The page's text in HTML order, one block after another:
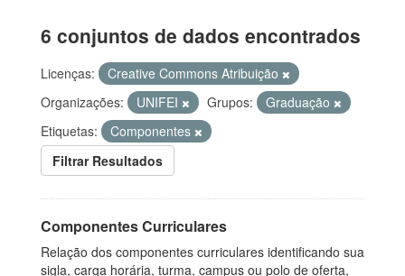
6 conjuntos de dados encontrados
Licenças:
Creative Commons Atribuição
Organizações:
UNIFEI Grupos:
Graduação
Etiquetas:
Componentes
Filtrar Resultados
Componentes Curriculares
Relação dos componentes curriculares identificando sua
sigla, carga horária, turma, campus ou polo de oferta,